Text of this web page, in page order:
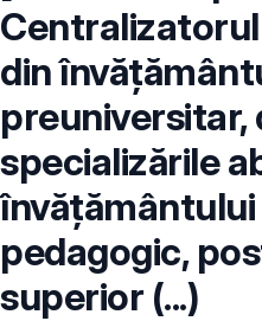
din
preuniversitar,
specializările
învăţământului
pedagogic,
superior (...)